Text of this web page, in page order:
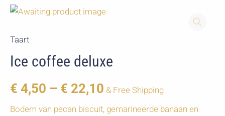
Taart
Ice coffee deluxe
€ 4,50 – € 22,10 & Free Shipping
Bodem van pecan biscuit, gemarineerde banaan en